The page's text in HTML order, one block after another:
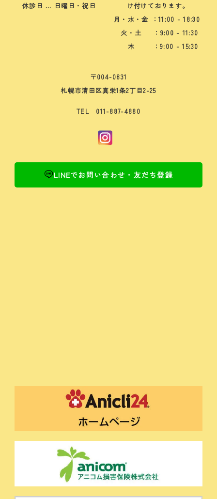
休診日 … 日曜日・祝日
け付けております。
月・水・金
：11:00 - 18:30
火・土
：9:00 - 11:30
木
：9:00 - 15:30
〒004-0831
札幌市清田区真栄1条2丁目2-25
TEL 011-887-4880
LINEでお問い合わせ・友だち登録